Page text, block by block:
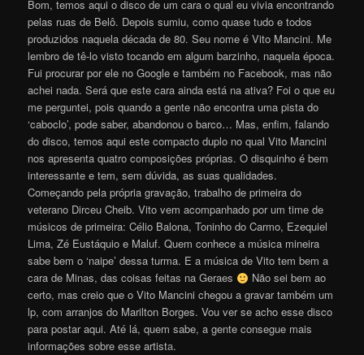
Bom, temos aqui o disco de um cara o qual eu vivia encontrando
pelas ruas de Belô. Depois sumiu, como quase tudo e todos
produzidos naquela década de 80. Seu nome é Vito Mancini. Me
lembro de tê-lo visto tocando em algum barzinho, naquela época.
Fui procurar por ele no Google e também no Facebook, mas não
achei nada. Será que este cara ainda está na ativa? Foi o que eu
me perguntei, pois quando a gente não encontra uma pista do
‘caboclo’, pode saber, abandonou o barco… Mas, enfim, falando
do disco, temos aqui este compacto duplo no qual Vito Mancini
nos apresenta quatro composições próprias. O disquinho é bem
interessante e tem, sem dúvida, as suas qualidades.
Começando pela própria gravação, trabalho de primeira do
veterano Dirceu Cheib. Vito vem acompanhado por um time de
músicos de primeira: Célio Balona, Toninho do Carmo, Ezequiel
Lima, Zé Eustáquio e Maluf. Quem conhece a música mineira
sabe bem o ‘naipe’ dessa turma. E a música de Vito tem bem a
cara de Minas, das coisas feitas na Geraes
Não sei bem ao
certo, mas creio que o Vito Mancini chegou a gravar também um
lp, com arranjos do Marilton Borges. Vou ver se acho esse disco
para postar aqui. Até lá, quem sabe, a gente consegue mais
informações sobre esse artista.